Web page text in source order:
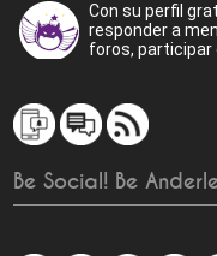
Con su perfil
responder a
foros, participar
Be Social! Be